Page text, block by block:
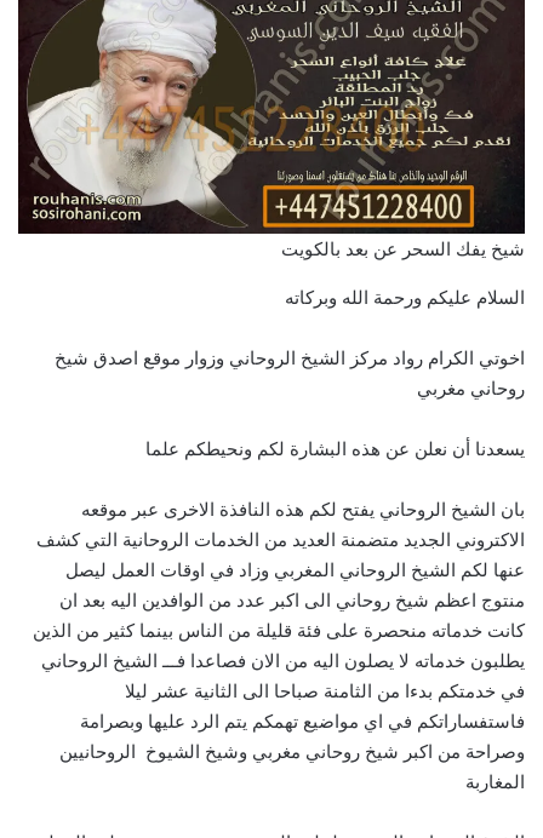
شيخ يفك السحر عن بعد بالكويت
السلام عليكم ورحمة الله وبركاته
اخوتي الكرام رواد مركز الشيخ الروحاني وزوار موقع اصدق شيخ
روحاني مغربي
يسعدنا أن نعلن عن هذه البشارة لكم ونحيطكم علما
بان الشيخ الروحاني يفتح لكم هذه النافذة الاخرى عبر موقعه
الاكتروني الجديد متضمنة العديد من الخدمات الروحانية التي كشف
عنها لكم الشيخ الروحاني المغربي وزاد في اوقات العمل ليصل
منتوج اعظم شيخ روحاني الى اكبر عدد من الوافدين اليه بعد ان
كانت خدماته منحصرة على فئة قليلة من الناس بينما كثير من الذين
يطلبون خدماته لا يصلون اليه من الان فصاعدا فـــ الشيخ الروحاني
في خدمتكم بدءا من الثامنة صباحا الى الثانية عشر ليلا
فاستفساراتكم في اي مواضيع تهمكم يتم الرد عليها وبصرامة
وصراحة من اكبر شيخ روحاني مغربي وشيخ الشيوخ الروحانيين
المغاربة